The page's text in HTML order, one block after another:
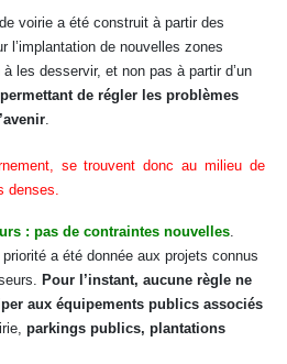
voirie a été construit à partir des
l’implantation de nouvelles zones
les desservir, et non pas à partir d’un
permettant de régler les problèmes
.
se trouvent donc au milieu de
denses.
: pas de contraintes nouvelles.
a été donnée aux projets connus
Pour l’instant, aucune règle ne
aux équipements publics associés
parkings publics, plantations